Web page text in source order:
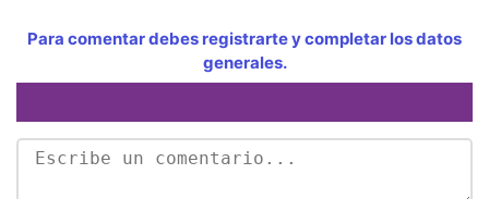
Para comentar debes registrarte y completar los datos
generales.